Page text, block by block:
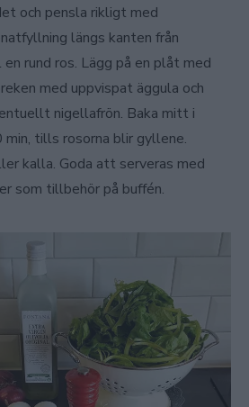
och pensla rikligt med
längs kanten från
rund ros. Lägg på en plåt med
med uppvispat äggula och
nigellafrön. Baka mitt i
min, tills rosorna blir gyllene.
kalla. Goda att serveras med
som tillbehör på buffén.